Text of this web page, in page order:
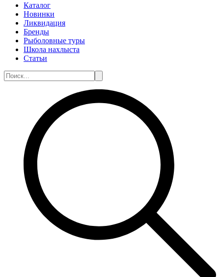
Каталог
Новинки
Ликвидация
Бренды
Рыболовные туры
Школа нахлыста
Статьи